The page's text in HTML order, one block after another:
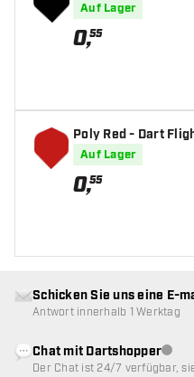
Auf Lager
0,55
Poly Red - Dart
Auf Lager
0,55
Schicken Sie uns eine E-
Antwort innerhalb 1 Werktag
Chat mit Dartshopper
Der Chat ist 24/7 verfügbar,